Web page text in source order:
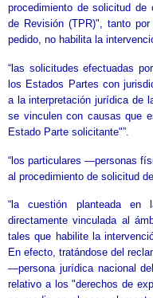
procedimiento de solicitud de
de Revisión (TPR)", tanto
pedido, no habilita la
“las solicitudes efectuadas
los Estados Partes con
a la interpretación jurídica de
se vinculen con causas que
Estado Parte solicitante"”.
“los particulares —personas
al procedimiento de solicitud
“la cuestión planteada en
directamente vinculada al
tales que habilite la
En efecto, tratándose del
—persona jurídica nacional
relativo a los "derechos de